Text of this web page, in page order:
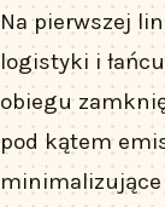
Na pierwszej
logistyki i
obiegu
pod kątem